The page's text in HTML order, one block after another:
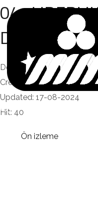
DAVRANISI
Dosya boyutu: 891.32 KB
Created: 17-08-2024
Updated: 17-08-2024
Hit: 40
Ön izleme